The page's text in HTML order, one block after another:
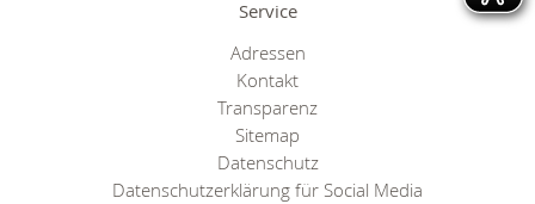
Service
Adressen
Kontakt
Transparenz
Sitemap
Datenschutz
Datenschutzerklärung für Social Media